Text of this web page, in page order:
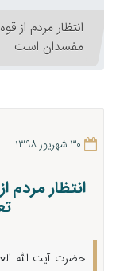
انتظار مردم از
مفسدان است
۳۰ شهریور ۱۳۹۸
انتظار مردم
حضرت آیت الله